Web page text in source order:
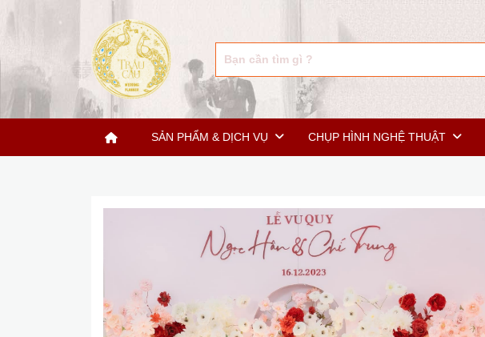
SẢN PHẨM & DỊCH VỤ CHỤP HÌNH NGHỆ THUẬT